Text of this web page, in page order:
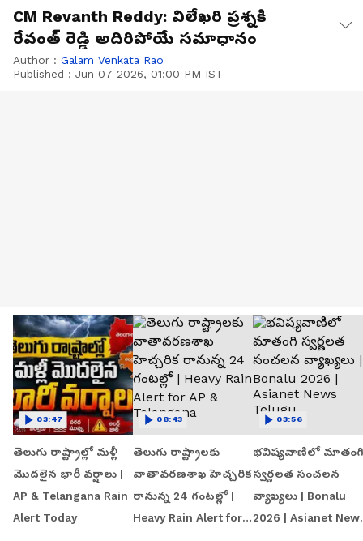
CM Revanth Reddy: విలేఖరి ప్రశ్నకి
రేవంత్ రెడ్డి అదిరిపోయే సమాధానం
Author : Galam Venkata Rao
Published : Jun 07 2026, 01:00 PM IST
తెలుగు రాష్ట్రాల్లో మళ్లీ
మొదలైన భారీ వర్షాలు |
AP & Telangana Rain
Alert Today
03:47
తెలుగు రాష్ట్రాలకు
వాతావరణశాఖ హెచ్చరిక
రానున్న 24 గంటల్లో |
Heavy Rain Alert for
08:43
భవిష్యవాణిలో మాతంగి
స్వర్ణలత సంచలన
వ్యాఖ్యలు | Bonalu
2026 | Asianet
03:56